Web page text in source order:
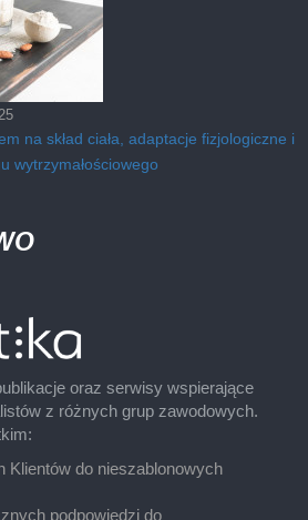
na skład ciała, adaptacje fizjologiczne i
wytrzymałościowego
oraz serwisy wspierające
z różnych grup zawodowych.
Klientów do nieszablonowych
podpowiedzi do